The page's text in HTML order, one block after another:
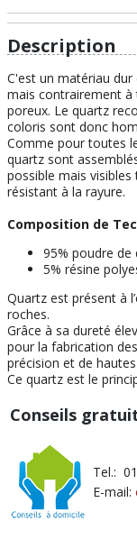
Description
C'est un matériau
mais contrairement à
poreux. Le quartz
coloris sont donc
Comme pour toutes
quartz sont
possible mais
résistant à la rayure.
Composition de
95% poudre de
5% résine
Quartz est présent à
roches.
Grâce à sa dureté
pour la fabrication
précision et de
Ce quartz est le
Conseils
Tel.:
E-mail: